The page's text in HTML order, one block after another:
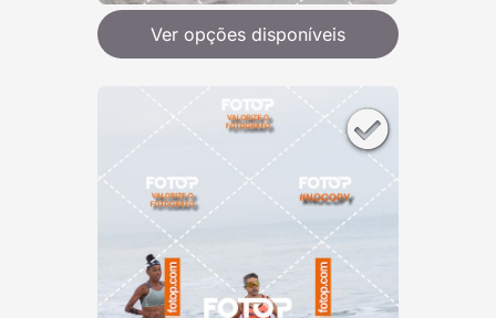
Ver opções disponíveis